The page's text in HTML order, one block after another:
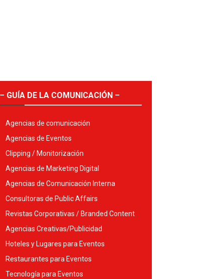
– GUÍA DE LA COMUNICACIÓN –
Agencias de comunicación
Agencias de Eventos
Clipping / Monitorización
Agencias de Marketing Digital
Agencias de Comunicación Interna
Consultoras de Public Affairs
Revistas Corporativas / Branded Content
Agencias Creativas/Publicidad
Hoteles y Lugares para Eventos
Restaurantes para Eventos
Tecnología para Eventos